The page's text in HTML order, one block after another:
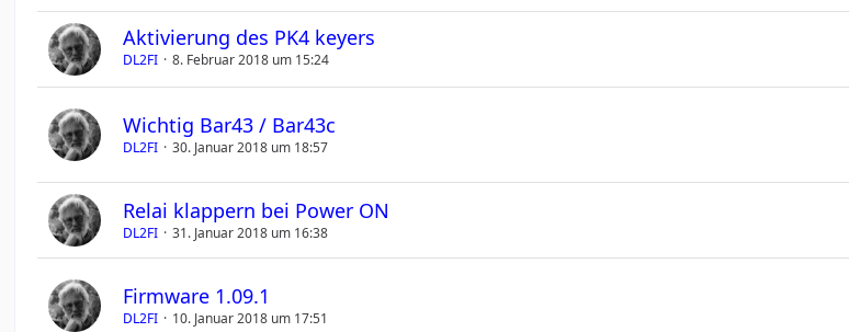
Aktivierung des PK4 keyers
DL2FI 8. Februar 2018 um 15:24
Wichtig Bar43 / Bar43c
DL2FI 30. Januar 2018 um 18:57
Relai klappern bei Power ON
DL2FI 31. Januar 2018 um 16:38
Firmware 1.09.1
DL2FI 10. Januar 2018 um 17:51